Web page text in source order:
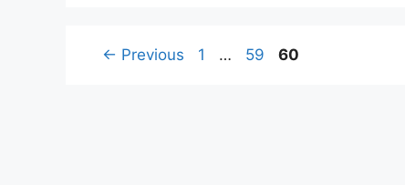
← Previous Page
1 … Page
59 Page
60